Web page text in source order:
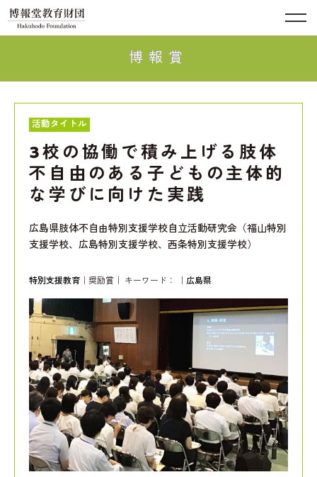
博報賞
活動タイトル
3校の協働で積み上げる肢体
不自由のある子どもの主体的
な学びに向けた実践
広島県肢体不自由特別支援学校自立活動研究会（福山特別
支援学校、広島特別支援学校、西条特別支援学校）
特別支援教育 ｜奨励賞｜ キーワード： 広島県